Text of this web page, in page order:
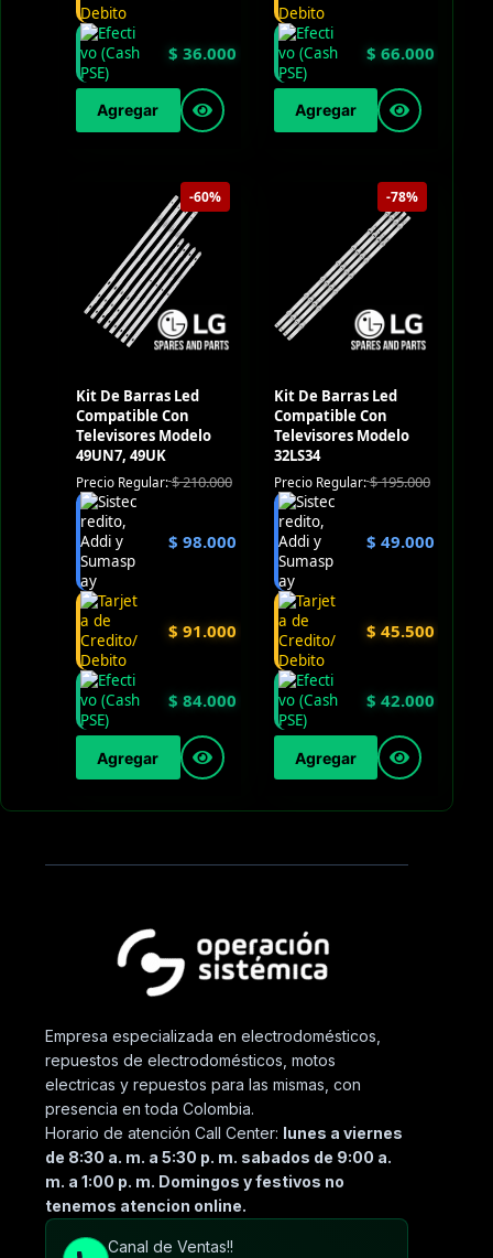
$ 36.000
Agregar
$ 66.000
Agregar
-60%
Kit De Barras Led
Compatible Con
Televisores Modelo
49UN7, 49UK
Precio Regular:$210.000
$ 98.000
$ 91.000
$ 84.000
Agregar
-78%
Kit De Barras Led
Compatible Con
Televisores Modelo
32LS34
Precio Regular:$195.000
$ 49.000
$ 45.500
$ 42.000
Agregar
Empresa especializada en electrodomésticos,
repuestos de electrodomésticos, motos
electricas y repuestos para las mismas, con
presencia en toda Colombia.
Horario de atención Call Center: lunes a viernes
de 8:30 a. m. a 5:30 p. m. sabados de 9:00 a.
m. a 1:00 p. m. Domingos y festivos no
tenemos atencion online.
Canal de Ventas!!